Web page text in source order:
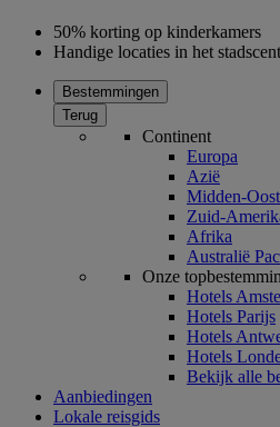
50% korting op kinderkamers
Handige locaties in het
Bestemmingen
Terug
Continent
Europa
Azië
Midden-
Zuid-
Afrika
Australië
Onze
Hotels
Hotels Parijs
Hotels
Hotels
Bekijk alle
Aanbiedingen
Lokale reisgids